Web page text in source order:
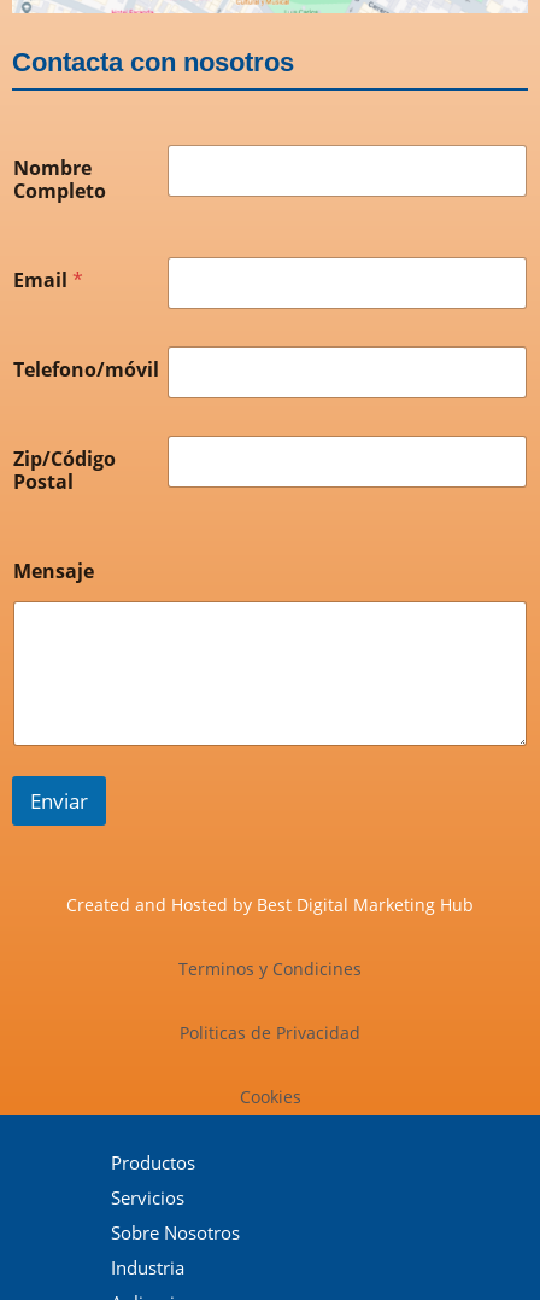
Contacta con nosotros
Nombre
Completo
Email *
Telefono/móvil
Zip/Código
Postal
Mensaje
Enviar
Created and Hosted by Best Digital Marketing Hub
Terminos y Condicines
Politicas de Privacidad
Cookies
Productos
Servicios
Sobre Nosotros
Industria